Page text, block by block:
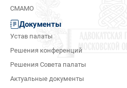
СМАМО
Документы
Устав палаты
Решения конференций
Решения Совета палаты
Актуальные документы